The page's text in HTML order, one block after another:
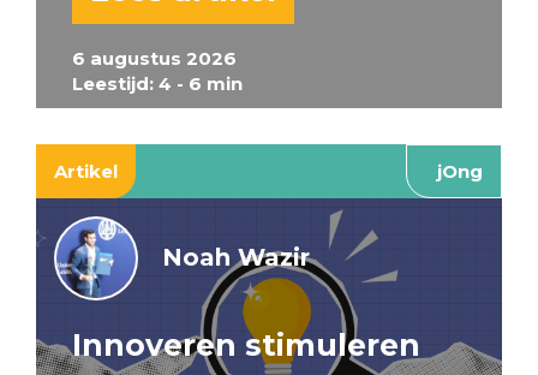
6 augustus 2026
Leestijd: 4 - 6 min
Artikel jOng
Noah Wazir
Innoveren stimuleren